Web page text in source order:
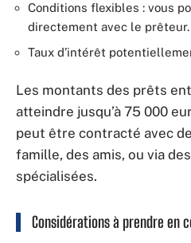
Conditions flexibles : vous
directement avec le prêteur.
Taux d’intérêt
Les montants des prêts
atteindre jusqu’à 75 000
peut être contracté avec
famille, des amis, ou via
spécialisées.
Considérations à prendre en